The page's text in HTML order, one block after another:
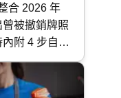
合 2026 年
被撤銷牌照
附 4 步自行
請工人姐姐